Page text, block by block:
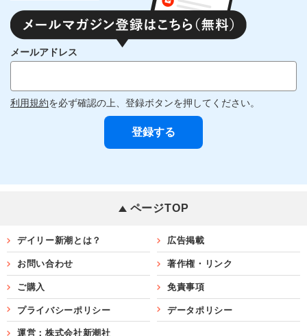
メールアドレス
利用規約を必ず確認の上、登録ボタンを押してください。
ページTOP
デイリー新潮とは？ 広告掲載
お問い合わせ 著作権・リンク
ご購入 免責事項
プライバシーポリシー データポリシー
運営：株式会社新潮社